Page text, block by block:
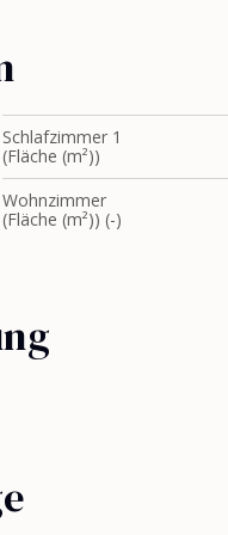
Schlafzimmer 1
(Fläche (m²))
Wohnzimmer
(Fläche (m²)) (-)